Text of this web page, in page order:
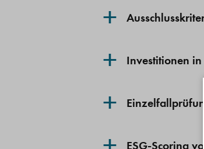
+
+ Investitionen
+
ESG-Scoring